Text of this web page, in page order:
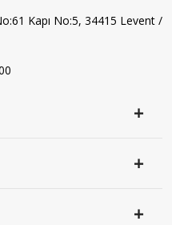
Kapı No:5, 34415 Levent /